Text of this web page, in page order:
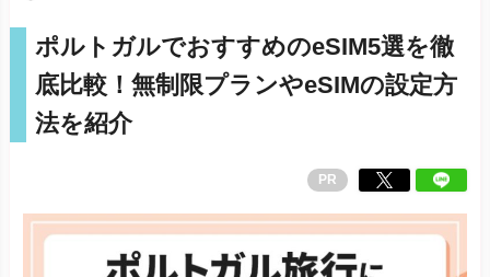
ポルトガルでおすすめのeSIM5選を徹
底比較！無制限プランやeSIMの設定方
法を紹介
PR